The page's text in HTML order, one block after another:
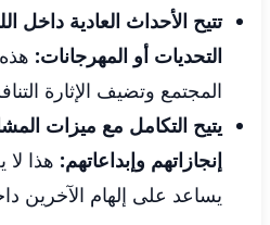
تتيح الأحداث العادية داخل
التحديات أو المهرجانات:
المجتمع وتضيف الإثارة
يتيح التكامل مع ميزات
إنجازاتهم وإبداعاتهم: هذا لا
يساعد على إلهام الآخرين